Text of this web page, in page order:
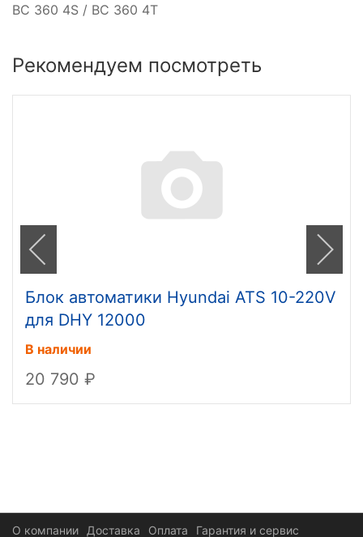
BC 360 4S / BC 360 4T
Рекомендуем посмотреть
Блок автоматики Hyundai ATS 10-220V
для DHY 12000
В наличии
20 790
О компании Доставка Оплата Гарантия и сервис